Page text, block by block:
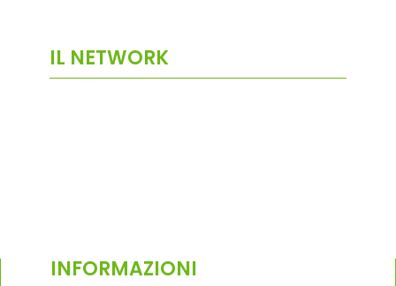
IL NETWORK
INFORMAZIONI